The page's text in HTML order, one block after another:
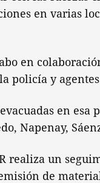
en varias
en
policía y
en
Napenay,
realiza un
de